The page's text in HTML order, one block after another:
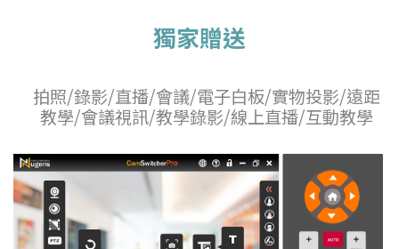
獨家贈送
拍照/錄影/直播/會議/電子白板/實物投影/遠距
教學/會議視訊/教學錄影/線上直播/互動教學